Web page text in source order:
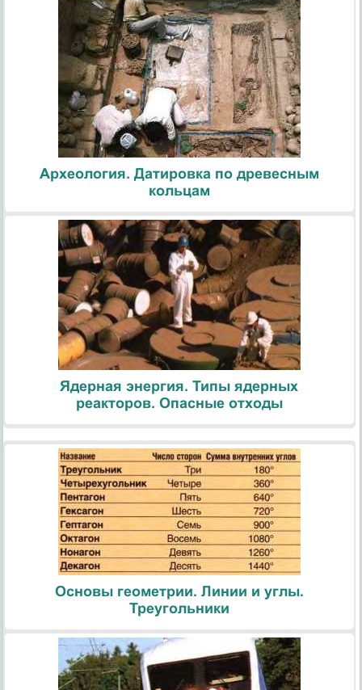
Археология. Датировка по древесным
кольцам
Ядерная энергия. Типы ядерных
реакторов. Опасные отходы
Основы геометрии. Линии и углы.
Треугольники